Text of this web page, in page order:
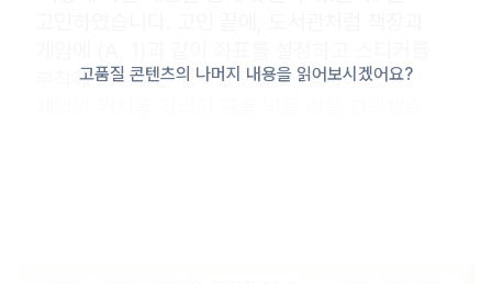
부착해 고정적인 위치를 만들고, 책자에는 각
고품질 콘텐츠의 나머지 내용을 읽어보시겠어요?